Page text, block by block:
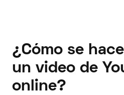
¿Cómo se
un video de
online?